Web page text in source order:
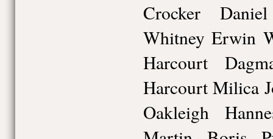
Crocker
Whitney Erwin
Harcourt
Harcourt Milica
Oakleigh